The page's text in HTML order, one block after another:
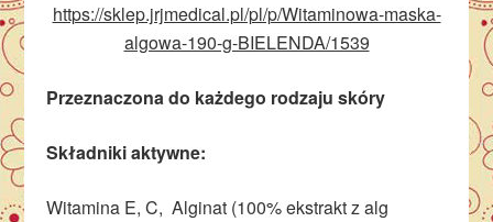
https://sklep.jrjmedical.pl/pl/p/Witaminowa-maska-
algowa-190-g-BIELENDA/1539
Przeznaczona do każdego rodzaju skóry
Składniki aktywne:
Witamina E, C, Alginat (100% ekstrakt z alg